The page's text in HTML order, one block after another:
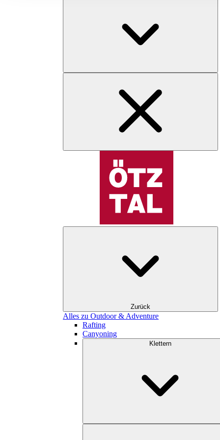
Zurück
Alles zu Outdoor & Adventure
Rafting
Canyoning
Klettern